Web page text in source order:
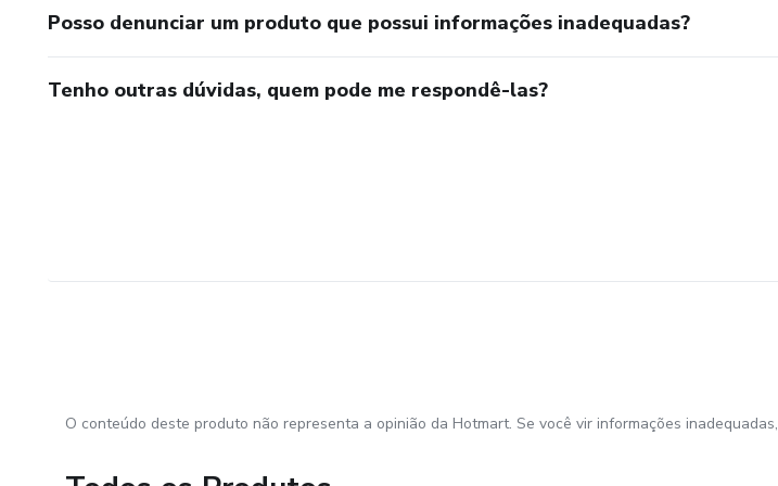
Posso denunciar um produto que possui informações inadequadas?
Tenho outras dúvidas, quem pode me respondê-las?
O conteúdo deste produto não representa a opinião da Hotmart. Se você vir informações inadequadas,